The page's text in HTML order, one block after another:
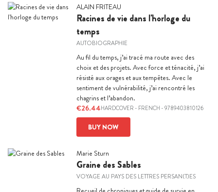
ALAIN FRITEAU
Racines de vie dans l'horloge du
temps
AUTOBIOGRAPHIE
Au fil du temps, j’ai tracé ma route avec des
choix et des projets. Avec force et ténacité, j’ai
résisté aux orages et aux tempêtes. Avec le
sentiment de vulnérabilité, j’ai rencontré les
chagrins et l’abandon.
€26.44HARDCOVER - FRENCH - 9789403810126
BUY NOW
Marie Sturn
Graine des Sables
VOYAGE AU PAYS DES LETTRES PERSAN(T)ES